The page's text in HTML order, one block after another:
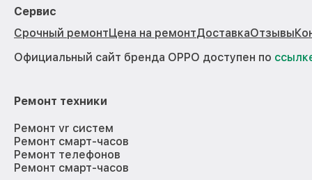
Сервис
Срочный ремонтЦена на ремонтДоставкаОтзывы
Официальный сайт бренда OPPO доступен по
Ремонт техники
Ремонт vr систем
Ремонт смарт-часов
Ремонт телефонов
Ремонт смарт-часов